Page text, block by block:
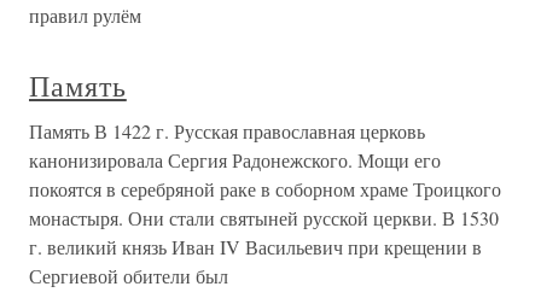
правил рулём
Память
Память В 1422 г. Русская православная церковь
канонизировала Сергия Радонежского. Мощи его
покоятся в серебряной раке в соборном храме Троицкого
монастыря. Они стали святыней русской церкви. В 1530
г. великий князь Иван IV Васильевич при крещении в
Сергиевой обители был